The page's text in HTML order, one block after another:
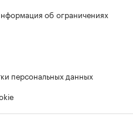
об ограничениях
персональных данных